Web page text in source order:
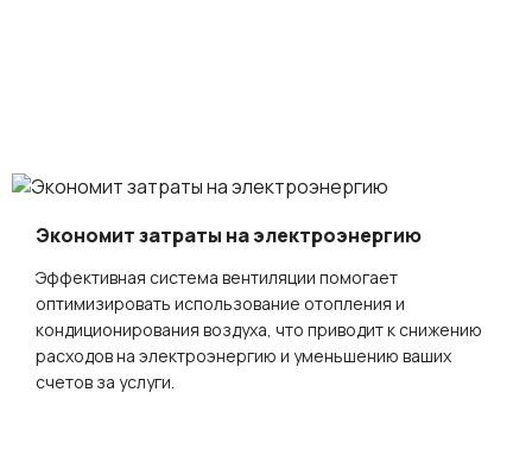
Экономит затраты на электроэнергию
Эффективная система вентиляции помогает
оптимизировать использование отопления и
кондиционирования воздуха, что приводит к снижению
расходов на электроэнергию и уменьшению ваших
счетов за услуги.